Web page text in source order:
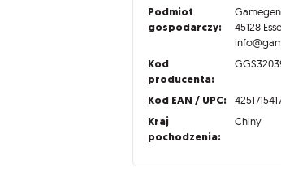
Podmiot
gospodarczy:
45128
Kod
producenta:
Kod EAN / UPC:
Kraj
pochodzenia:
Chiny